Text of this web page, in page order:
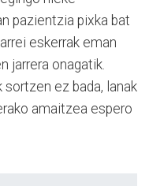
pazientzia pixka bat
eskerrak eman
jarrera onagatik.
sortzen ez bada, lanak
amaitzea espero